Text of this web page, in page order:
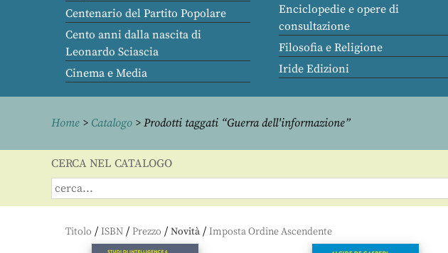
Centenario del Partito Popolare
Cento anni dalla nascita di
Leonardo Sciascia
Cinema e Media
Enciclopedie e opere di
consultazione
Filosofia e Religione
Iride Edizioni
Home > Catalogo > Prodotti taggati “Guerra dell'informazione”
CERCA NEL CATALOGO
Titolo / ISBN / Prezzo / Novità /